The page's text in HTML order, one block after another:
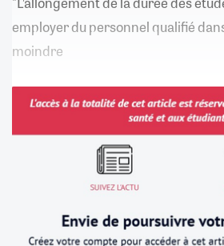
employer du personnel qualifié
moindre